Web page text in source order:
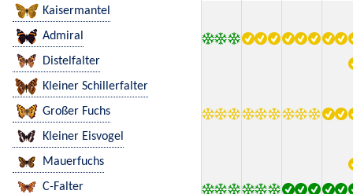
Kaisermantel
Admiral
Distelfalter
Kleiner Schillerfalter
Großer Fuchs
Kleiner Eisvogel
Mauerfuchs
C-Falter